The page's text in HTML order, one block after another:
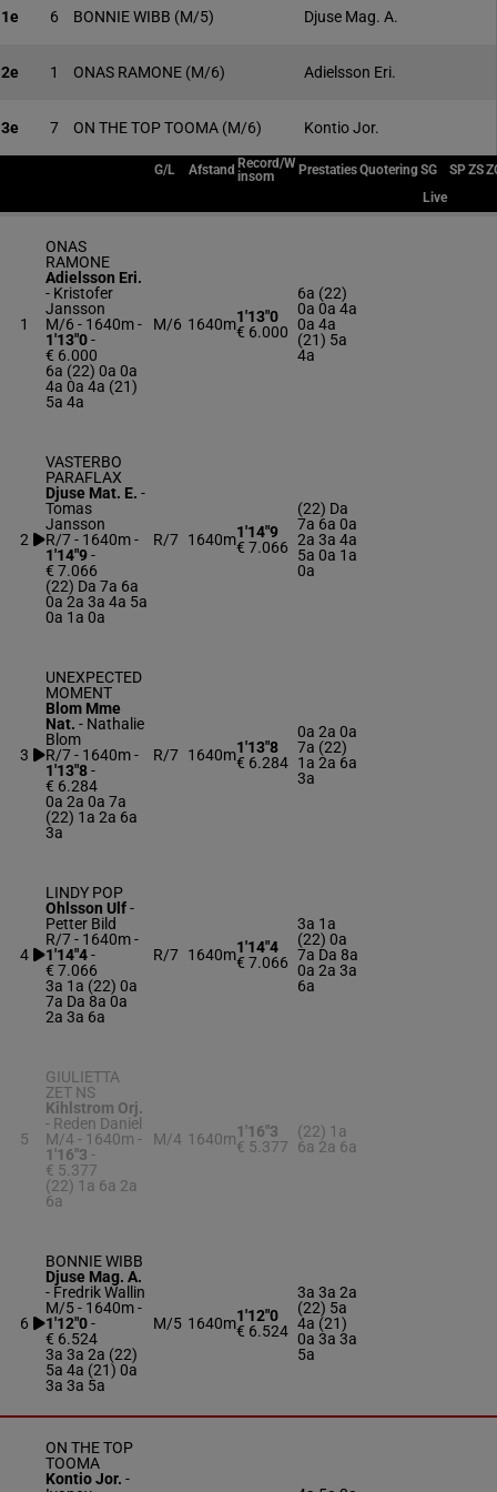
1e 6 BONNIE WIBB (M/5) Djuse Mag. A.
2e 1 ONAS RAMONE (M/6) Adielsson Eri.
3e 7 ON THE TOP TOOMA (M/6) Kontio Jor.
G/L Afstand Record/W
insom
PrestatiesQuoteringSG SPZS
Live
1
ONAS
RAMONE
Adielsson Eri.
- Kristofer
Jansson
M/6 - 1640m-
1'13"0-
€ 6.000
6a (22) 0a 0a
4a 0a 4a (21)
5a 4a
M/6 1640m1'13"0
€ 6.000
6a (22)
0a 0a 4a
0a 4a
(21) 5a
4a
2
VASTERBO
PARAFLAX
Djuse Mat. E. -
Tomas
Jansson
R/7 - 1640m-
1'14"9-
€ 7.066
(22) Da 7a 6a
0a 2a 3a 4a 5a
0a 1a 0a
R/7 1640m1'14"9
€ 7.066
(22) Da
7a 6a 0a
2a 3a 4a
5a 0a 1a
0a
3
UNEXPECTED
MOMENT
Blom Mme
Nat. - Nathalie
Blom
R/7 - 1640m-
1'13"8-
€ 6.284
0a 2a 0a 7a
(22) 1a 2a 6a
3a
R/7 1640m1'13"8
€ 6.284
0a 2a 0a
7a (22)
1a 2a 6a
3a
4
LINDY POP
Ohlsson Ulf-
Petter Bild
R/7 - 1640m-
1'14"4-
€ 7.066
3a 1a (22) 0a
7a Da 8a 0a
2a 3a 6a
R/7 1640m1'14"4
€ 7.066
3a 1a
(22) 0a
7a Da 8a
0a 2a 3a
6a
5
GIULIETTA
ZET NS
Kihlstrom Orj.
- Reden Daniel
M/4 - 1640m -
1'16"3 -
€ 5.377
(22) 1a 6a 2a
6a
M/4 1640m1'16"3
€ 5.377
(22) 1a
6a 2a 6a
6
BONNIE WIBB
Djuse Mag. A.
- Fredrik Wallin
M/5 - 1640m-
1'12"0-
€ 6.524
3a 3a 2a (22)
5a 4a (21) 0a
3a 3a 5a
M/5 1640m1'12"0
€ 6.524
3a 3a 2a
(22) 5a
4a (21)
0a 3a 3a
5a
ON THE TOP
TOOMA
Kontio Jor. -